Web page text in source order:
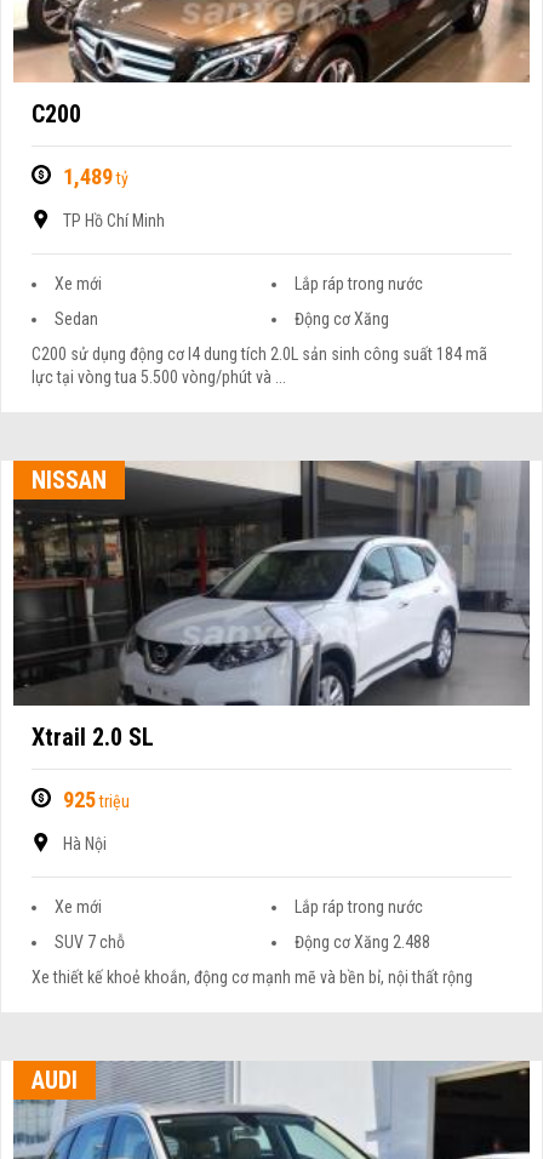
C200
1,489tỷ
TP Hồ Chí Minh
Xe mới
Lắp ráp trong nước
Sedan
Động cơ Xăng
C200 sử dụng động cơ I4 dung tích 2.0L sản sinh công suất 184 mã
lực tại vòng tua 5.500 vòng/phút và ...
NISSAN
Xtrail 2.0 SL
925triệu
Hà Nội
Xe mới
Lắp ráp trong nước
SUV 7 chỗ
Động cơ Xăng 2.488
Xe thiết kế khoẻ khoắn, động cơ mạnh mẽ và bền bỉ, nội thất rộng
AUDI